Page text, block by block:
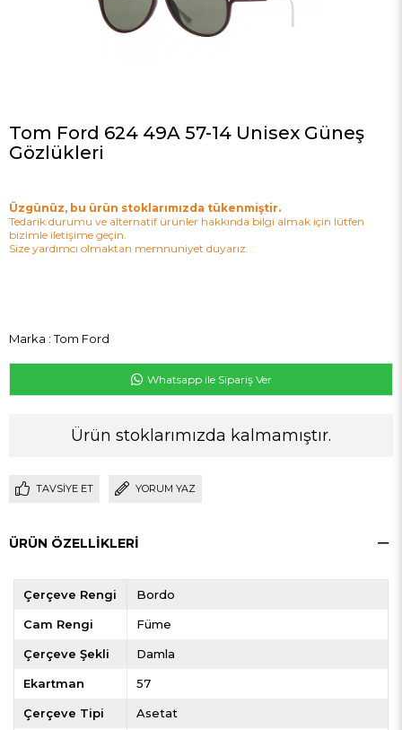
Tom Ford 624 49A 57-14 Unisex Güneş
Gözlükleri
Üzgünüz, bu ürün stoklarımızda tükenmiştir.
Tedarik durumu ve alternatif ürünler hakkında bilgi almak için lütfen
bizimle iletişime geçin.
Size yardımcı olmaktan memnuniyet duyarız.
Marka : Tom Ford
Whatsapp ile Sipariş Ver
Ürün stoklarımızda kalmamıştır.
TAVSIYE ET YORUM YAZ
ÜRÜN ÖZELLIKLERI
Çerçeve Rengi Bordo
Cam Rengi Füme
Çerçeve Şekli Damla
Ekartman 57
Çerçeve Tipi Asetat